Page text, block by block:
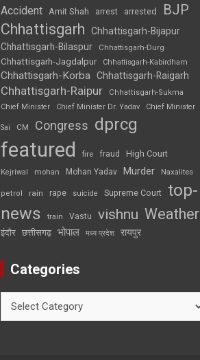
Accident Amit Shah arrest arrested BJP
Chhattisgarh
Chhattisgarh-Bijapur
Chhattisgarh-Bilaspur
Chhattisgarh-Durg
Chhattisgarh-Jagdalpur Chhattisgarh-Kabirdham
Chhattisgarh-Korba Chhattisgarh-Raigarh
Chhattisgarh-Raipur
Chhattisgarh-Sukma
Chief Minister
Chief Minister Dr. Yadav Chief Minister
Sai CM Congress dprcg
featured fire fraud High Court
Kejriwal mohan Mohan Yadav Murder Naxalites
petrol rain rape suicide Supreme Court top-
news
train Vastu vishnu Weather
इंदौर छत्तीसगढ़ भोपाल मध्य प्रदेश रायपुर
Categories